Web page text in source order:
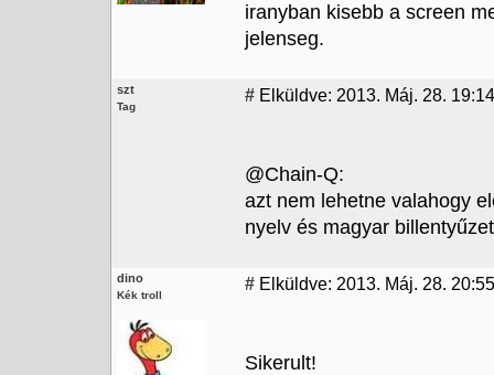
iranyban kisebb a screen
jelenseg.
szt
Tag
# Elküldve: 2013. Máj. 28. 19:14
@Chain-Q:
azt nem lehetne valahogy
nyelv és magyar
dino
Kék troll
# Elküldve: 2013. Máj. 28. 20:55
Sikerult!